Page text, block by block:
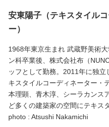
安東陽子（テキスタイル
ー）
1968年東京生まれ 武蔵野美術
ン科卒業後、株式会社布（
ッフとして勤務。2011年に独
キスタイルコーディネーター・
本理顕、青木淳、シーラカンス
ど多くの建築家の空間にテキス
photo : Atsushi Nakamichi